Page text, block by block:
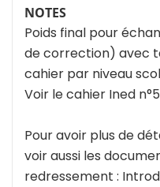
NOTES
Poids final pour
de correction) avec
cahier par niveau
Voir le cahier Ined
Pour avoir plus de
voir aussi les
redressement :